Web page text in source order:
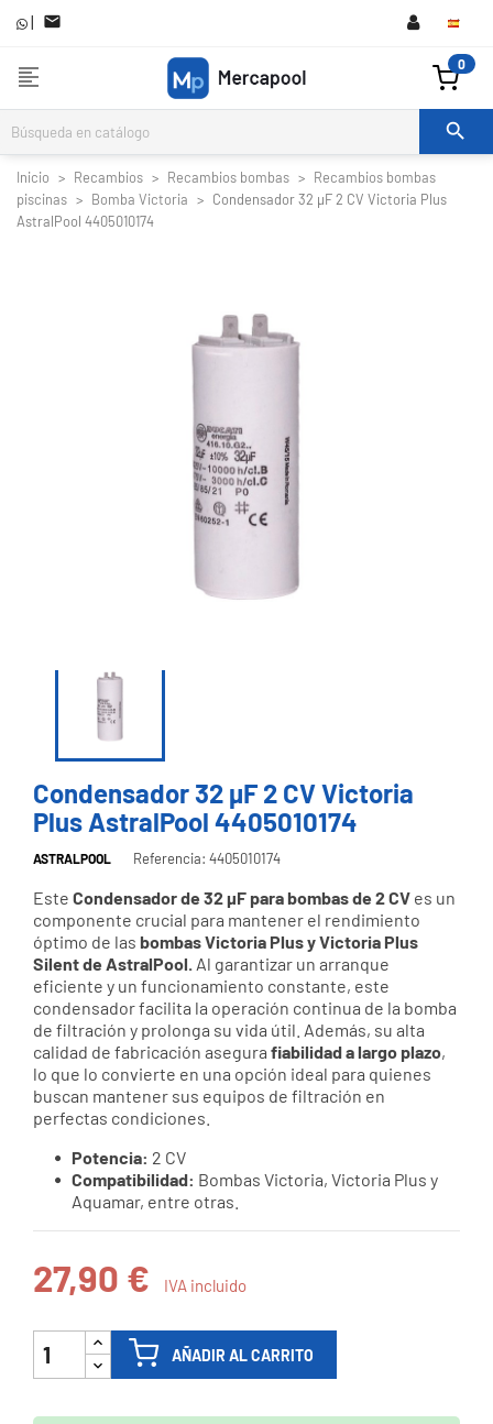
| 
format_align_left 0

Inicio Recambios Recambios bombas
Recambios bombas
piscinas
Bomba Victoria
Condensador 32 µF 2 CV Victoria Plus
AstralPool 4405010174
Condensador 32 µF 2 CV Victoria
Plus AstralPool 4405010174
ASTRALPOOL Referencia: 4405010174
Este Condensador de 32 µF para bombas de 2 CV es un
componente crucial para mantener el rendimiento
óptimo de las bombas Victoria Plus y Victoria Plus
Silent de AstralPool. Al garantizar un arranque
eficiente y un funcionamiento constante, este
condensador facilita la operación continua de la bomba
de filtración y prolonga su vida útil. Además, su alta
calidad de fabricación asegura fiabilidad a largo plazo,
lo que lo convierte en una opción ideal para quienes
buscan mantener sus equipos de filtración en
perfectas condiciones.
Potencia: 2 CV
Compatibilidad: Bombas Victoria, Victoria Plus y
Aquamar, entre otras.
27,90 € IVA incluido
AÑADIR AL CARRITO